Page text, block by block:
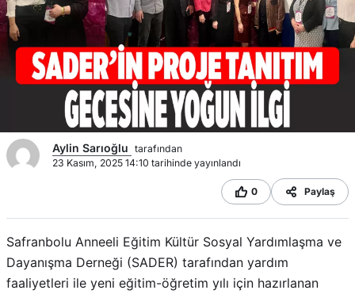
Aylin Sarıoğlu tarafından
23 Kasım, 2025 14:10 tarihinde yayınlandı
0 Paylaş
Safranbolu Anneeli Eğitim Kültür Sosyal Yardımlaşma ve
Dayanışma Derneği (SADER) tarafından yardım
faaliyetleri ile yeni eğitim-öğretim yılı için hazırlanan